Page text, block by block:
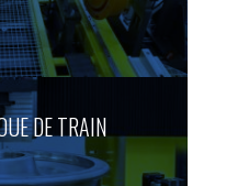
DE TRAIN